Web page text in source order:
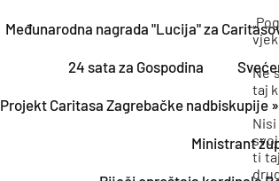
Međunarodna nagrada "Lucija" za
24 sata za Gospodina
Projekt Caritasa Zagrebačke nadbiskupije
Ministrant
Ne
taj
ti